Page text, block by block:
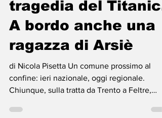
il Cinque
10 aprile 1912, la
tragedia del Titanic.
A bordo anche una
ragazza di Arsiè